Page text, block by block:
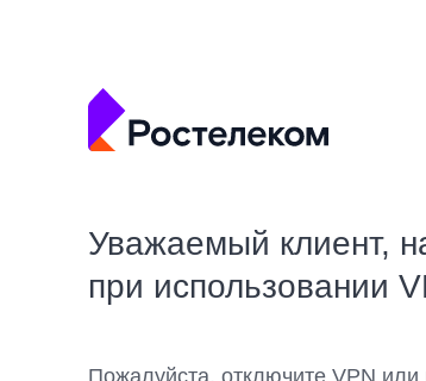
Уважаемый клиент,
при использовании